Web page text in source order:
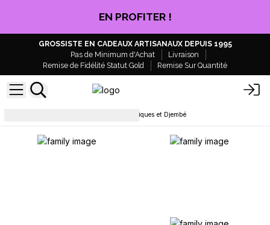
CLIQUEZ ICI
GROSSISTE EN CADEAUX ARTISANAUX DEPUIS 1995
Pas de Minimum d'Achat
Livraison
Remise de Fidélité Statut Gold
Remise Sur Quantité
Tambour Chamaniques et Djembé